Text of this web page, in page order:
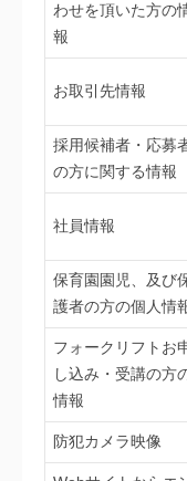
わせを頂いた方の
報
お取引先情報
採用候補者・応募
の方に関する情報
社員情報
保育園園児、及び
護者の方の個人情
フォークリフトお
し込み・受講の方
情報
防犯カメラ映像